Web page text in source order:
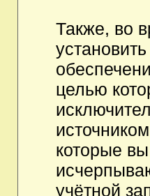
Также, во
целью
которые
учётной